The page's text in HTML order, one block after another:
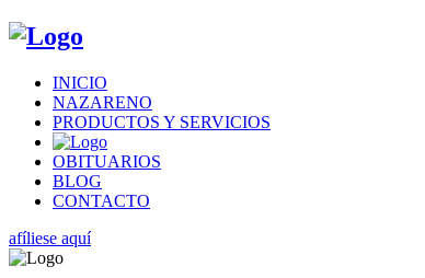
INICIO
NAZARENO
PRODUCTOS Y SERVICIOS
OBITUARIOS
BLOG
CONTACTO
afíliese aquí